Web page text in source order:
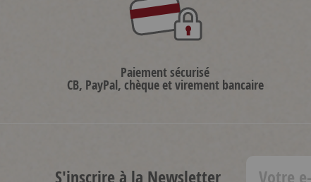
Paiement sécurisé
CB, PayPal, chèque et virement bancaire
S'inscrire à la Newsletter